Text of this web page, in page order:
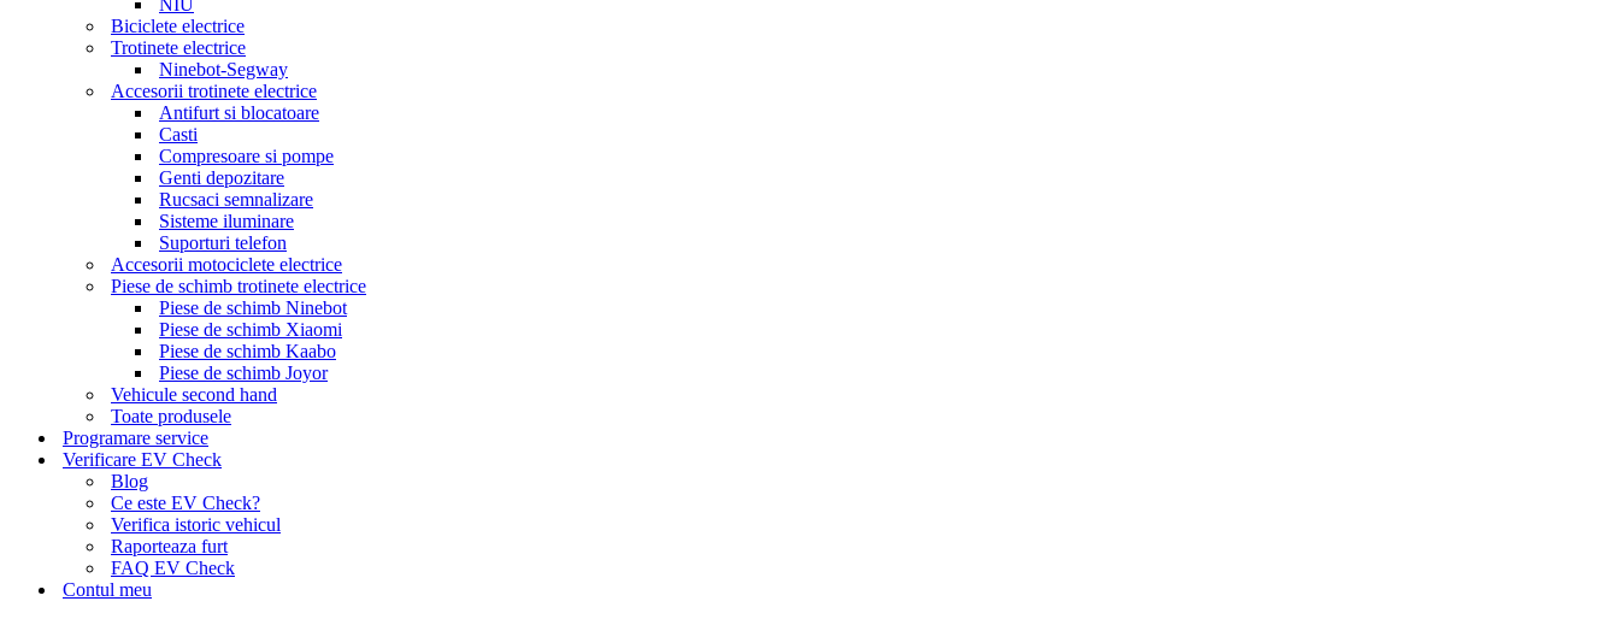
NIU
Biciclete electrice
Trotinete electrice
Ninebot-Segway
Accesorii trotinete electrice
Antifurt si blocatoare
Casti
Compresoare si pompe
Genti depozitare
Rucsaci semnalizare
Sisteme iluminare
Suporturi telefon
Accesorii motociclete electrice
Piese de schimb trotinete electrice
Piese de schimb Ninebot
Piese de schimb Xiaomi
Piese de schimb Kaabo
Piese de schimb Joyor
Vehicule second hand
Toate produsele
Programare service
Verificare EV Check
Blog
Ce este EV Check?
Verifica istoric vehicul
Raporteaza furt
FAQ EV Check
Contul meu